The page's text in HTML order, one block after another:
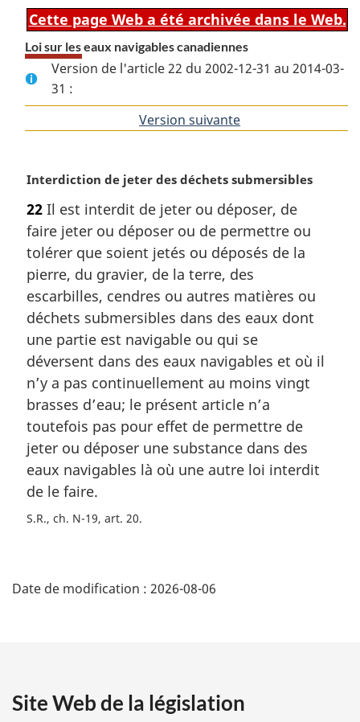
Cette page Web a été archivée dans le Web.
Loi sur les eaux navigables canadiennes
Version de l'article 22 du 2002-12-31 au 2014-03-
31 :
Version suivante
N
t
e
m
a
r
g
i
n
a
e
:
Interdiction de jeter des déchets submersibles
22 Il est interdit de jeter ou déposer, de
faire jeter ou déposer ou de permettre ou
tolérer que soient jetés ou déposés de la
pierre, du gravier, de la terre, des
escarbilles, cendres ou autres matières ou
déchets submersibles dans des eaux dont
une partie est navigable ou qui se
déversent dans des eaux navigables et où il
n’y a pas continuellement au moins vingt
brasses d’eau; le présent article n’a
toutefois pas pour effet de permettre de
jeter ou déposer une substance dans des
eaux navigables là où une autre loi interdit
de le faire.
S.R., ch. N-19, art. 20
é
i
Date de modification : 2026-08-06
Site Web de la législation